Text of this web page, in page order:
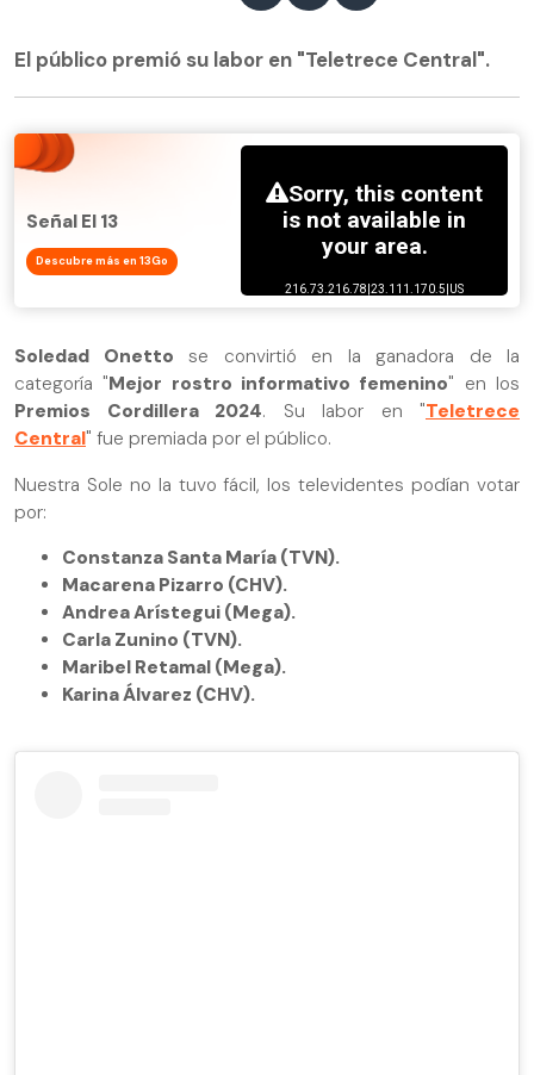
El público premió su labor en "Teletrece Central".
Señal El 13
Descubre más en 13Go
Soledad Onetto se convirtió en la ganadora de la
categoría "Mejor rostro informativo femenino" en los
Premios Cordillera 2024. Su labor en "Teletrece
Central" fue premiada por el público.
Nuestra Sole no la tuvo fácil, los televidentes podían votar
por:
Constanza Santa María (TVN).
Macarena Pizarro (CHV).
Andrea Arístegui (Mega).
Carla Zunino (TVN).
Maribel Retamal (Mega).
Karina Álvarez (CHV).